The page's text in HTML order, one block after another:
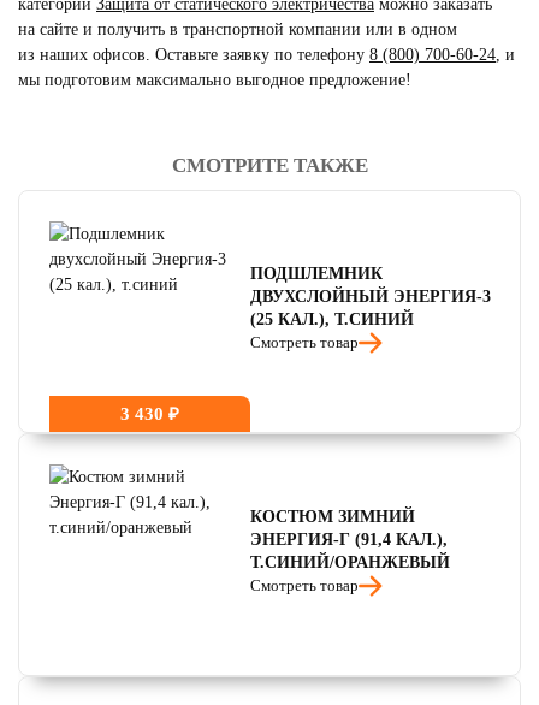
категории Защита от статического электричества можно заказать
на сайте и получить в транспортной компании или в одном
из наших офисов. Оставьте заявку по телефону 8 (800) 700-60-24 и
мы подготовим максимально выгодное предложение!
4.5
СМОТРИТЕ ТАКЖЕ
3 430 ₽
ПОДШЛЕМНИК
ДВУХСЛОЙНЫЙ ЭНЕРГИЯ-3
(25 КАЛ.), Т.СИНИЙ
Смотреть товар
КОСТЮМ ЗИМНИЙ
ЭНЕРГИЯ-Г (91,4 КАЛ.),
Т.СИНИЙ/ОРАНЖЕВЫЙ
Смотреть товар